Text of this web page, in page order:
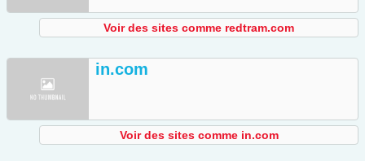
Voir des sites comme redtram.com
in.com
Voir des sites comme in.com